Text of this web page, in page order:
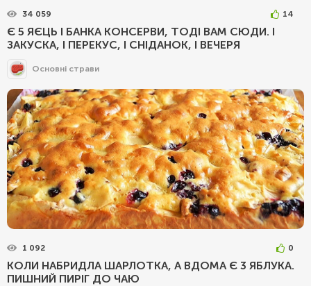
34 059 14
Є 5 ЯЄЦЬ І БАНКА КОНСЕРВИ, ТОДІ ВАМ СЮДИ. І
ЗАКУСКА, І ПЕРЕКУС, І СНІДАНОК, І ВЕЧЕРЯ
Основні страви
1 092 0
КОЛИ НАБРИДЛА ШАРЛОТКА, А ВДОМА Є 3 ЯБЛУКА.
ПИШНИЙ ПИРІГ ДО ЧАЮ